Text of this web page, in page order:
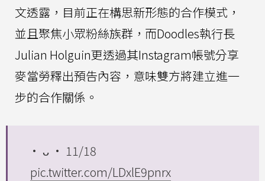
文透露，目前正在構思新形態的合作模式，
並且聚焦小眾粉絲族群，而Doodles執行長
Julian Holguin更透過其Instagram帳號分享
麥當勞釋出預告內容，意味雙方將建立進一
步的合作關係。
• ᴗ • 11/18
pic.twitter.com/LDxlE9pnrx